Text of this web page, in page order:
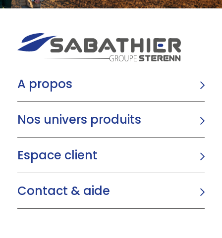
A propos
Nos univers produits
Espace client
Contact & aide